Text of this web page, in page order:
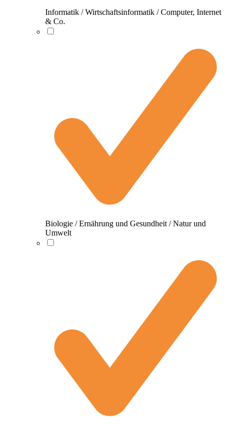
Informatik / Wirtschaftsinformatik / Computer, Internet
& Co.
Biologie / Ernährung und Gesundheit / Natur und
Umwelt